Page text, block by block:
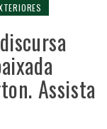
Assista